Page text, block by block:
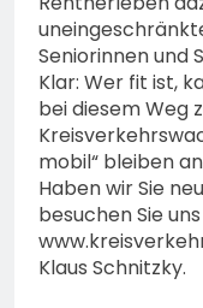
Seniorinnen und
Klar: Wer fit ist,
bei diesem Weg
mobil“ bleiben
Haben wir Sie
besuchen Sie
Klaus Schnitzky.